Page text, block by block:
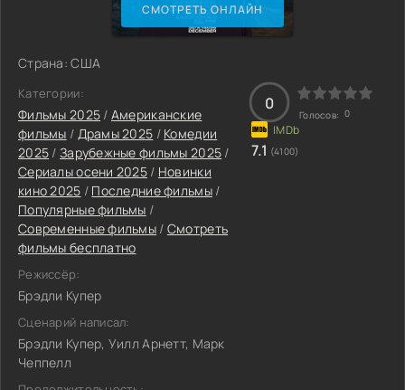
СМОТРЕТЬ ОНЛАЙН
Страна: США
Категории:
Фильмы 2025 / Американские
фильмы / Драмы 2025 / Комедии
2025 / Зарубежные фильмы 2025 /
Сериалы осени 2025 / Новинки
кино 2025 / Последние фильмы/
Популярные фильмы /
Современные фильмы / Смотреть
фильмы бесплатно
Режиссёр:
Брэдли Купер
Сценарий написал:
Брэдли Купер, Уилл Арнетт, Марк
Чеппелл
0
Голосов: 0
7.1 (4100)